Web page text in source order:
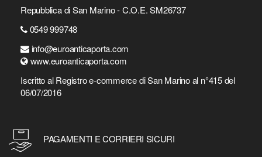
Repubblica di San Marino - C.O.E. SM26737
0549 999748
info@euroanticaporta.com
www.euroanticaporta.com
Iscritto al Registro e-commerce di San Marino al n°415 del
06/07/2016
PAGAMENTI E CORRIERI SICURI